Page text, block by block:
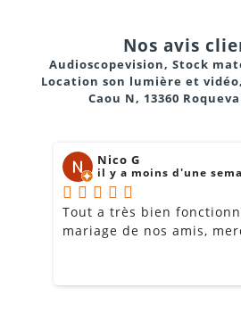
Nos avis
Audioscopevision, Stock
Location son lumière et
Caou N, 13360
Nico G
il y a moins d'une
Tout a très bien
mariage de nos amis,